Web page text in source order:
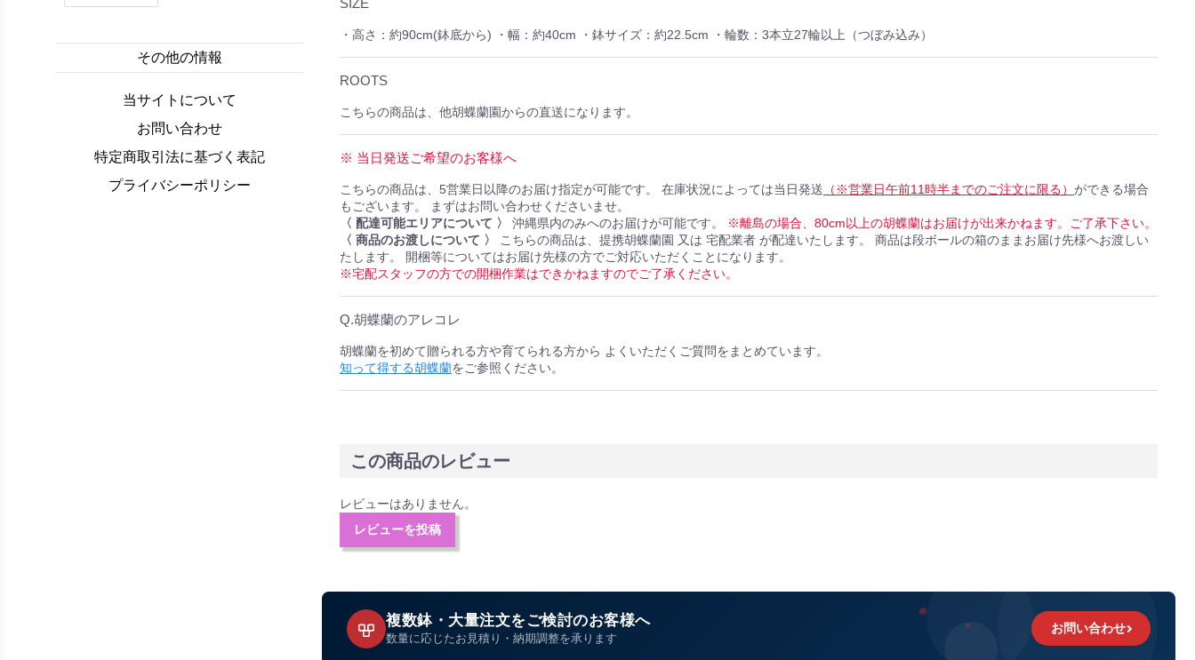
SIZE
・高さ：約90cm(鉢底から) ・幅：約40cm ・鉢サイズ：約22.5cm ・輪数：3本立27輪以上（つぼみ込み）
ROOTS
こちらの商品は、他胡蝶蘭園からの直送になります。
※ 当日発送ご希望のお客様へ
こちらの商品は、5営業日以降のお届け指定が可能です。 在庫状況によっては当日発送 （※営業日午前11時半までのご注文に限る） ができる場合
もございます。 まずはお問い合わせくださいませ。
〈 配達可能エリアについて 〉
沖縄県内のみへのお届けが可能です。
※離島の場合、80cm以上の胡蝶蘭はお届けが出来かねます。ご了承下さい。
〈 商品のお渡しについて 〉
こちらの商品は、提携胡蝶蘭園 又は 宅配業者 が配達いたします。 商品は段ボールの箱のままお届け先様へお渡しい
たします。 開梱等についてはお届け先様の方でご対応いただくことになります。
※宅配スタッフの方での開梱作業はできかねますのでご了承ください。
Q.胡蝶蘭のアレコレ
胡蝶蘭を初めて贈られる方や育てられる方から よくいただくご質問をまとめています。
知って得する胡蝶蘭をご参照ください。
この商品のレビュー
レビューはありません。
レビューを投稿
複数鉢・大量注文をご検討のお客様へ
数量に応じたお見積り・納期調整を承ります
お問い合わせ
その他の情報
当サイトについて
お問い合わせ
特定商取引法に基づく表記
プライバシーポリシー